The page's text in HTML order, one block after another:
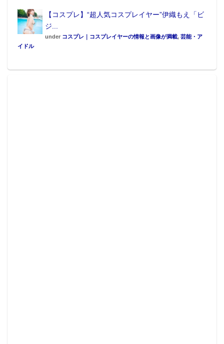
【コスプレ】“超人気コスプレイヤー”伊織もえ「ビ
ジ...
under コスプレ｜コスプレイヤーの情報と画像が満載, 芸能・ア
イドル